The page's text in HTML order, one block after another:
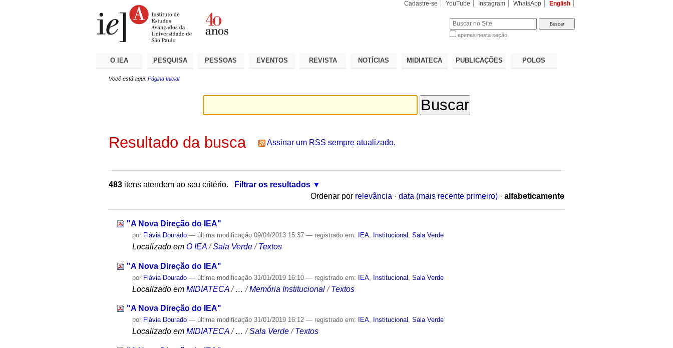
Cadastre-se YouTube Instagram WhatsApp English
apenas nesta seção
O IEA PESQUISA PESSOAS EVENTOS REVISTA NOTÍCIAS MIDIATECA PUBLICAÇÕES POLOS
Você está aqui: Página Inicial
Resultado da busca Assinar um RSS sempre atualizado.
483 itens atendem ao seu critério.
Filtrar os resultados
Ordenar por relevância · data (mais recente primeiro) · alfabeticamente
"A Nova Direção do IEA"
por Flávia Dourado — última modificação 09/04/2013 15:37— registrado em: IEA Institucional ,Sala Verde
Localizado em O IEA /Sala Verde /Textos
"A Nova Direção do IEA"
por Flávia Dourado — última modificação 31/01/2019 16:10— registrado em: IEA Institucional ,Sala Verde
Localizado em MIDIATECA /…/Memória Institucional /Textos
"A Nova Direção do IEA"
por Flávia Dourado — última modificação 31/01/2019 16:12— registrado em: IEA, Institucional ,Sala Verde
Localizado em MIDIATECA /…/Sala Verde /Textos